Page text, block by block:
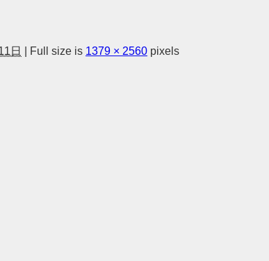
日 Full size is 1379 × 2560 pixels